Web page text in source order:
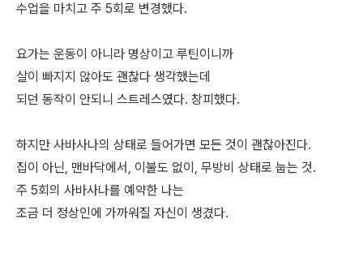
수업을 마치고 주 5회로 변경했다.
요가는 운동이 아니라 명상이고 루틴이니까
살이 빠지지 않아도 괜찮다 생각했는데
되던 동작이 안되니 스트레스였다. 창피했다.
하지만 사바사나의 상태로 들어가면 모든 것이 괜찮아진다.
집이 아닌, 맨바닥에서, 이불도 없이, 무방비 상태로 눕는 것.
주 5회의 사바사나를 예약한 나는
조금 더 정상인에 가까워질 자신이 생겼다.